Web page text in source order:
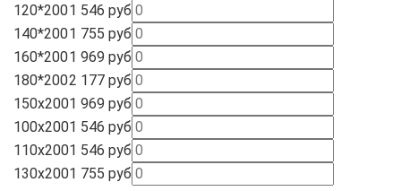
120*2001 546 руб
140*2001 755 руб
160*2001 969 руб
180*2002 177 руб
150х2001 969 руб
100х2001 546 руб
110х2001 546 руб
130х2001 755 руб